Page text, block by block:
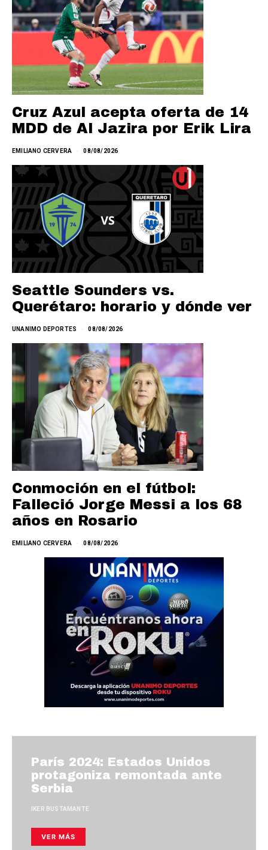
Cruz Azul acepta oferta de 14
MDD de Al Jazira por Erik Lira
EMILIANO CERVERA 08/08/2026
Seattle Sounders vs.
Querétaro: horario y dónde ver
UNANIMO DEPORTES 08/08/2026
Conmoción en el fútbol:
Falleció Jorge Messi a los 68
años en Rosario
EMILIANO CERVERA 08/08/2026
París 2024: Estados Unidos
protagoniza remontada ante
Serbia
IKER BUSTAMANTE
VER MÁS